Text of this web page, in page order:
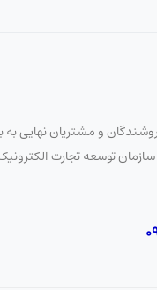
و مشتریان نهایی به
سازمان توسعه تجارت